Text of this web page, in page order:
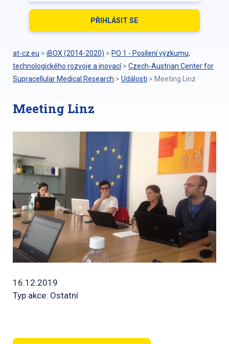
at-cz.eu > iBOX (2014-2020) > PO 1 - Posílení výzkumu,
technologického rozvoje a inovací > Czech-Austrian Center for
Supracellular Medical Research > Události > Meeting Linz
Meeting Linz
16.12.2019
Typ akce: Ostatní